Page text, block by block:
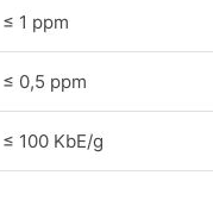
≤ 1 ppm
≤ 0,5 ppm
≤ 100 KbE/g